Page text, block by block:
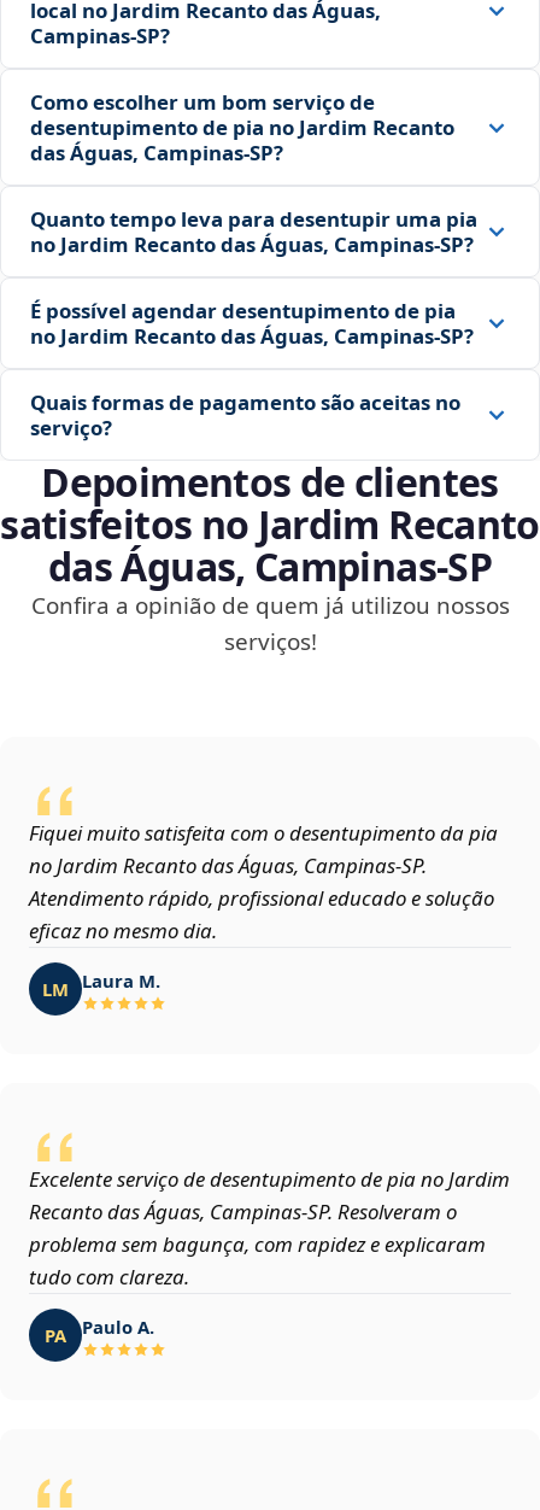
local no Jardim Recanto das Águas,
Campinas‑SP?
Como escolher um bom serviço de
desentupimento de pia no Jardim Recanto
das Águas, Campinas‑SP?
Quanto tempo leva para desentupir uma pia
no Jardim Recanto das Águas, Campinas‑SP?
É possível agendar desentupimento de pia
no Jardim Recanto das Águas, Campinas‑SP?
Quais formas de pagamento são aceitas no
serviço?
Depoimentos de clientes
satisfeitos no Jardim Recanto
das Águas, Campinas‑SP
Confira a opinião de quem já utilizou nossos
serviços!
Fiquei muito satisfeita com o desentupimento da pia
no Jardim Recanto das Águas, Campinas‑SP.
Atendimento rápido, profissional educado e solução
eficaz no mesmo dia.
LM Laura M.
Excelente serviço de desentupimento de pia no Jardim
Recanto das Águas, Campinas‑SP. Resolveram o
problema sem bagunça, com rapidez e explicaram
tudo com clareza.
PA Paulo A.